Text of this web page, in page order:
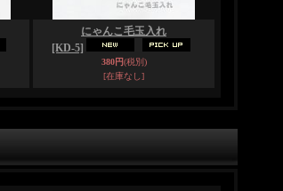
にゃんこ毛玉入れ
[KD-5]
380円(税別)
[在庫なし]